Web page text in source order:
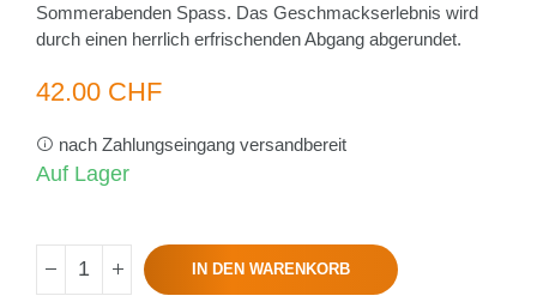
Sommerabenden Spass. Das Geschmackserlebnis wird
durch einen herrlich erfrischenden Abgang abgerundet.
42.00 CHF
nach Zahlungseingang versandbereit
Auf Lager
IN DEN WARENKORB